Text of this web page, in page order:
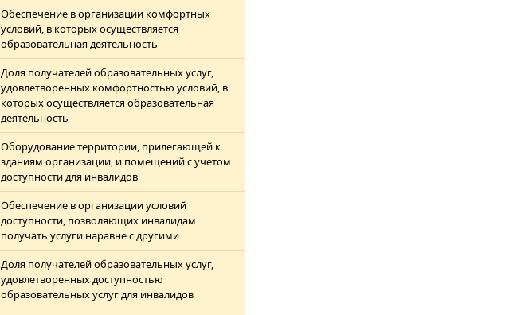
Обеспечение в организации комфортных
условий, в которых осуществляется
образовательная деятельность
Доля получателей образовательных услуг,
удовлетворенных комфортностью условий, в
которых осуществляется образовательная
деятельность
Оборудование территории, прилегающей к
зданиям организации, и помещений с учетом
доступности для инвалидов
Обеспечение в организации условий
доступности, позволяющих инвалидам
получать услуги наравне с другими
Доля получателей образовательных услуг,
удовлетворенных доступностью
образовательных услуг для инвалидов